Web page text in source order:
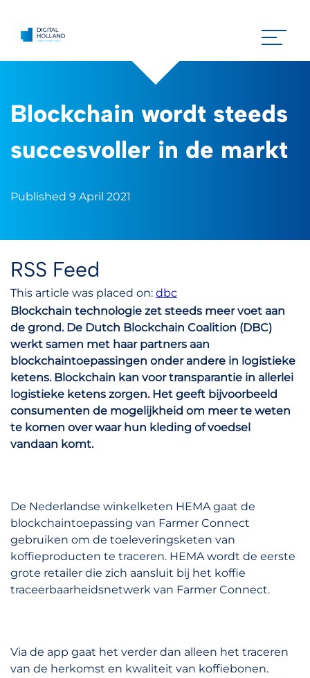
Blockchain wordt steeds
succesvoller in de markt
Published 9 April 2021
RSS Feed
This article was placed on: dbc
Blockchain technologie zet steeds meer voet aan
de grond. De Dutch Blockchain Coalition (DBC)
werkt samen met haar partners aan
blockchaintoepassingen onder andere in logistieke
ketens. Blockchain kan voor transparantie in allerlei
logistieke ketens zorgen. Het geeft bijvoorbeeld
consumenten de mogelijkheid om meer te weten
te komen over waar hun kleding of voedsel
vandaan komt.
De Nederlandse winkelketen HEMA gaat de
blockchaintoepassing van Farmer Connect
gebruiken om de toeleveringsketen van
koffieproducten te traceren. HEMA wordt de eerste
grote retailer die zich aansluit bij het koffie
traceerbaarheidsnetwerk van Farmer Connect.
Via de app gaat het verder dan alleen het traceren
van de herkomst en kwaliteit van koffiebonen.